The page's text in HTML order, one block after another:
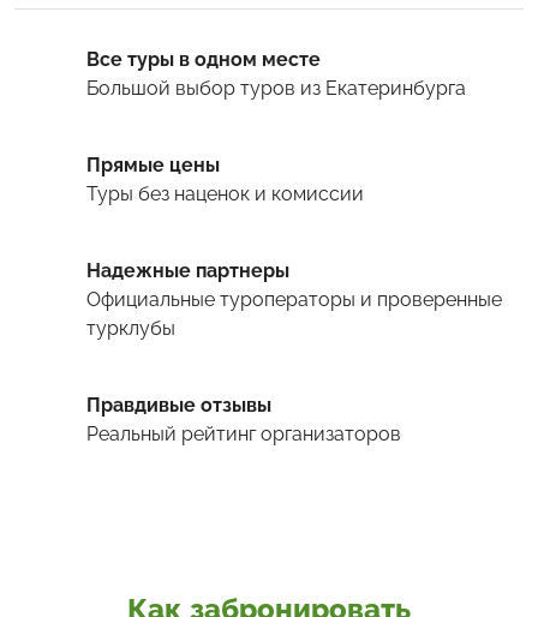
Все туры в одном месте
Большой выбор туров из Екатеринбурга
Прямые цены
Туры без наценок и комиссии
Надежные партнеры
Официальные туроператоры и проверенные
турклубы
Правдивые отзывы
Реальный рейтинг организаторов
Как забронировать